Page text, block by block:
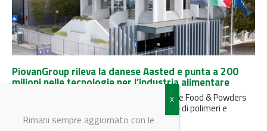
PiovanGroup rileva la danese Aasted e punta a 200
milioni nelle tecnologie per l’industria alimentare
L’operazione porta il fatturato della divisione Food & Powders
dell'azienda veneta, attiva nel trattamento di polimeri e
polveri, da 60...
Rimani sempre aggiornato con le